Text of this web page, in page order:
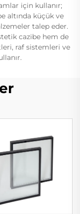
için kullanır;
altında küçük ve
talep eder.
cazibe hem de
raf sistemleri ve